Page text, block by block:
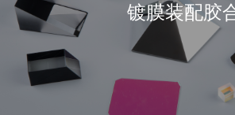
镀膜装配胶